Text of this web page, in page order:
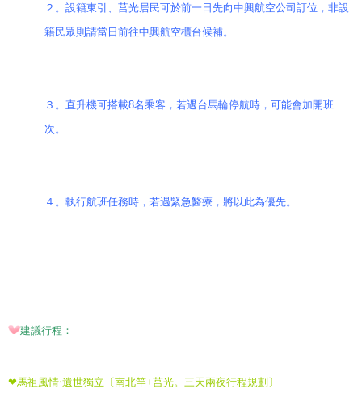
２。設籍東引、莒光居民可於前一日先向中興航空公司訂位，非設
籍民眾則請當日前往中興航空櫃台候補。
３。直升機可搭載8名乘客，若遇台馬輪停航時，可能會加開班
次。
４。執行航班任務時，若遇緊急醫療，將以此為優先。
建議行程：
❤馬祖風情‧遺世獨立〔南北竿+莒光。三天兩夜行程規劃〕